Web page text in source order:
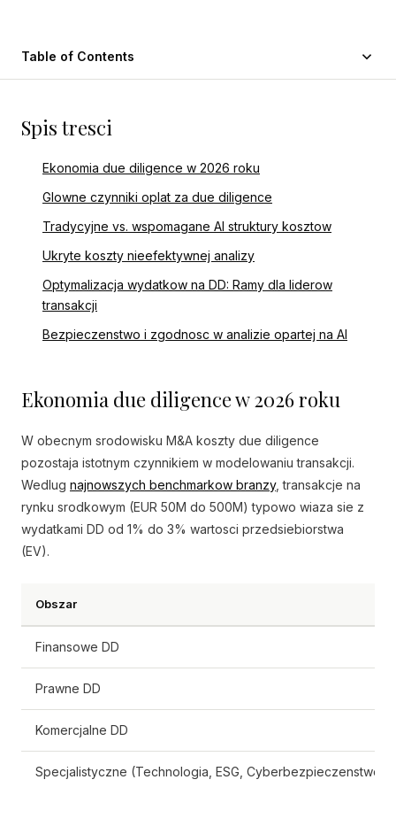
Table of Contents
Spis tresci
Ekonomia due diligence w 2026 roku
Glowne czynniki oplat za due diligence
Tradycyjne vs. wspomagane AI struktury kosztow
Ukryte koszty nieefektywnej analizy
Optymalizacja wydatkow na DD: Ramy dla liderow
transakcji
Bezpieczenstwo i zgodnosc w analizie opartej na AI
Ekonomia due diligence w 2026 roku
W obecnym srodowisku M&A koszty due diligence
pozostaja istotnym czynnikiem w modelowaniu transakcji.
Wedlug najnowszych benchmarkow branzy, transakcje na
rynku srodkowym (EUR 50M do 500M) typowo wiaza sie z
wydatkami DD od 1% do 3% wartosci przedsiebiorstwa
(EV).
Obszar
Finansowe DD
Prawne DD
Komercjalne DD
Specjalistyczne (Technologia, ESG, Cyberbezpieczenstwo)